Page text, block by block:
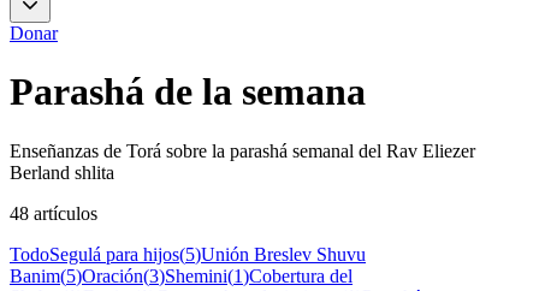
Donar
Parashá de la semana
Enseñanzas de Torá sobre la parashá semanal del Rav Eliezer
Berland shlita
48 artículos
TodoSegulá para hijos(5)Unión Breslev Shuvu
Banim(5)Oración(3)Shemini(1)Cobertura del